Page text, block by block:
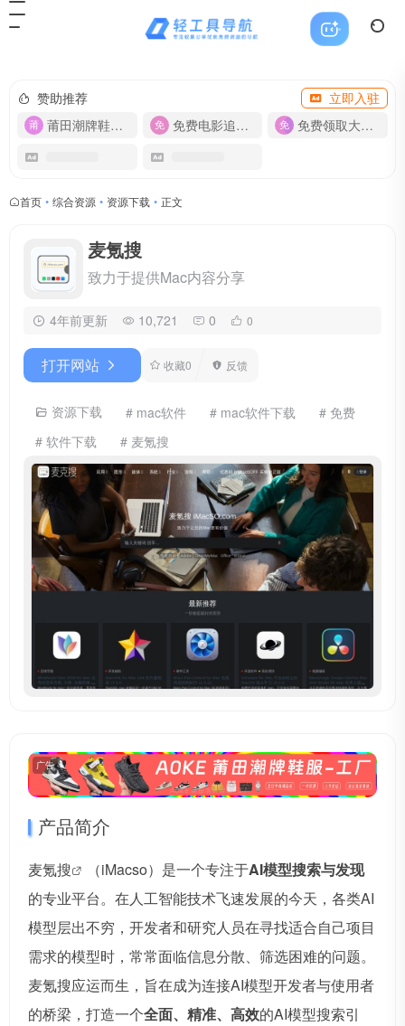
赞助推荐
立即入驻
莆田潮牌鞋服-货源
免费电影追剧APP 免费领取大流量卡【500G】
首页 • 综合资源 • 资源下载 • 正文
麦氪搜
致力于提供Mac内容分享
4年前更新 10,721 0 0
打开网站 收藏0 反馈
资源下载 # mac软件 # mac软件下载
# 免费
# 软件下载
# 麦氪搜
广告
产品简介
麦氪搜 （iMacso）是一个专注于AI模型搜索与发现
的专业平台。在人工智能技术飞速发展的今天，各类AI
模型层出不穷，开发者和研究人员在寻找适合自己项目
需求的模型时，常常面临信息分散、筛选困难的问题。
麦氪搜应运而生，旨在成为连接AI模型开发者与使用者
的桥梁，打造一个全面、精准、高效的AI模型搜索引